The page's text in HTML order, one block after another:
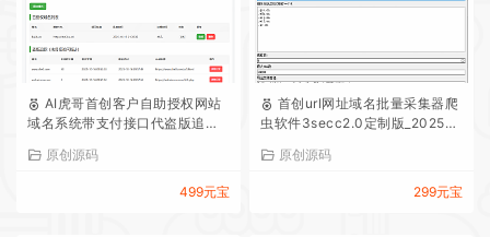
AI虎哥首创客户自助授权网站
域名系统带支付接口代盗版追踪
原创源码
499元宝
首创url网址域名批量采集器爬
虫软件3secc2.0定制版_20250
原创源码
299元宝